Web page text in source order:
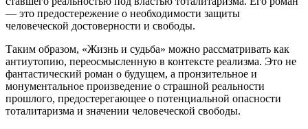
— это предостережение о необходимости защиты
человеческой достоверности и свободы.
Таким образом, «Жизнь и судьба» можно рассматривать как
антиутопию, переосмысленную в контексте реализма. Это не
фантастический роман о будущем, а пронзительное и
монументальное произведение о страшной реальности
прошлого, предостерегающее о потенциальной опасности
тоталитаризма и значении человеческой свободы.